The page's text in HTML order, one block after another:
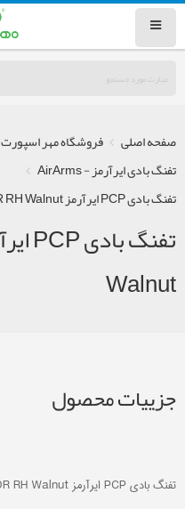
صفحه اصلی فروشگاه مهر اسپورت
تفنگ بادی ایرآرمز - AirArms
تفنگ بادی PCP ایرآرمز S410 TDR RH Walnut
Walnut
جزییات محصول
تفنگ بادی PCP ایرآرمز S410 TDR RH Walnut